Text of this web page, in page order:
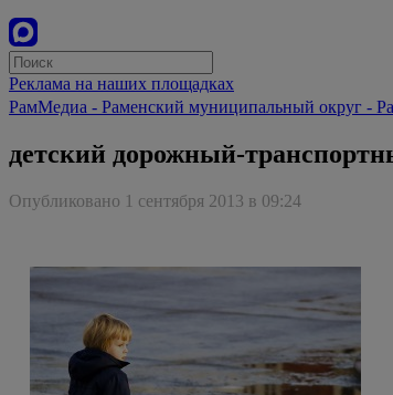
Реклама на наших площадках
РамМедиа - Раменский муниципальный округ -
детский дорожный-
Опубликовано 1 сентября 2013 в 09:24